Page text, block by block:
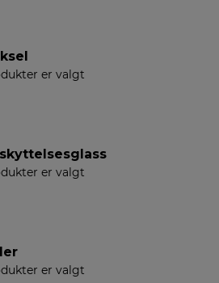
er valgt
er valgt
er valgt